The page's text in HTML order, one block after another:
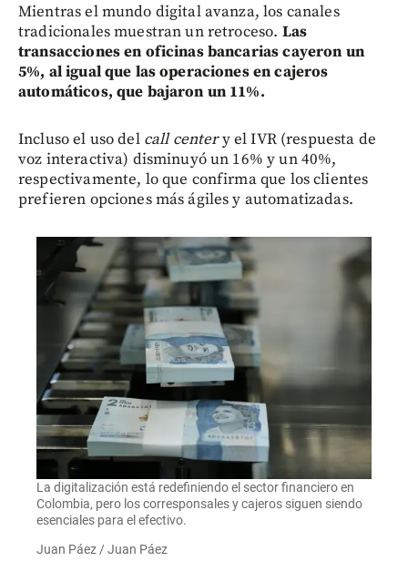
Mientras el mundo digital avanza, los canales
tradicionales muestran un retroceso. Las
transacciones en oficinas bancarias cayeron un
5%, al igual que las operaciones en cajeros
automáticos, que bajaron un 11%.
Incluso el uso del call centery el IVR (respuesta de
voz interactiva) disminuyó un 16% y un 40%,
respectivamente, lo que confirma que los clientes
prefieren opciones más ágiles y automatizadas.
La digitalización está redefiniendo el sector financiero en
Colombia, pero los corresponsales y cajeros siguen siendo
esenciales para el efectivo.
Juan Páez / Juan Páez